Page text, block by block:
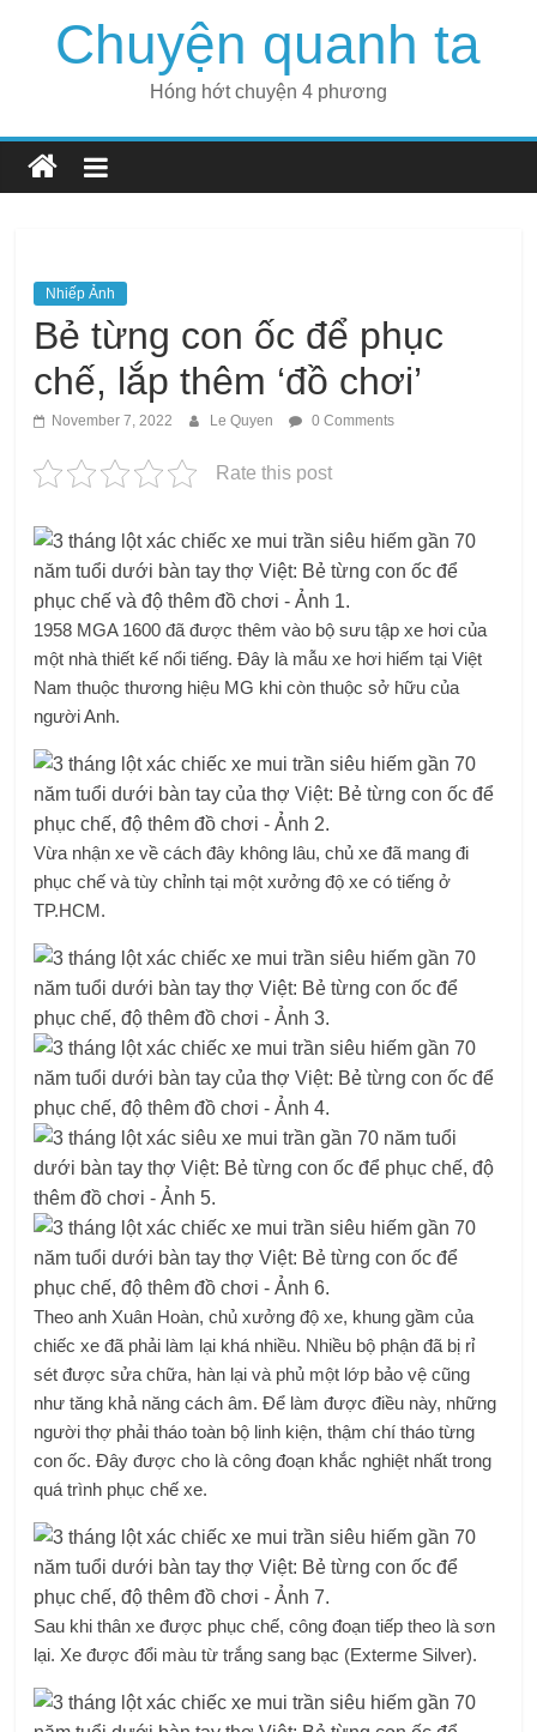
Chuyện quanh ta
Hóng hớt chuyện 4 phương
Nhiếp Ảnh
Bẻ từng con ốc để phục
chế, lắp thêm ‘đồ chơi’
November 7, 2022 Le Quyen 0 Comments
Rate this post
1958 MGA 1600 đã được thêm vào bộ sưu tập xe hơi của
một nhà thiết kế nổi tiếng. Đây là mẫu xe hơi hiếm tại Việt
Nam thuộc thương hiệu MG khi còn thuộc sở hữu của
người Anh.
Vừa nhận xe về cách đây không lâu, chủ xe đã mang đi
phục chế và tùy chỉnh tại một xưởng độ xe có tiếng ở
TP.HCM.
Theo anh Xuân Hoàn, chủ xưởng độ xe, khung gầm của
chiếc xe đã phải làm lại khá nhiều. Nhiều bộ phận đã bị rỉ
sét được sửa chữa, hàn lại và phủ một lớp bảo vệ cũng
như tăng khả năng cách âm. Để làm được điều này, những
người thợ phải tháo toàn bộ linh kiện, thậm chí tháo từng
con ốc. Đây được cho là công đoạn khắc nghiệt nhất trong
quá trình phục chế xe.
Sau khi thân xe được phục chế, công đoạn tiếp theo là sơn
lại. Xe được đổi màu từ trắng sang bạc (Exterme Silver).